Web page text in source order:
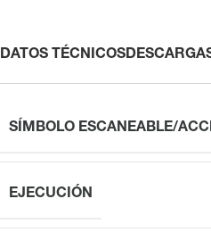
DATOS TÉCNICOS
SÍMBOLO ESCANEABLE/
EJECUCIÓN